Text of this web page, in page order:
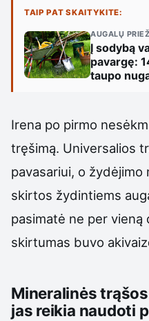
TAIP PAT SKAITYKITE:
AUGALŲ
Į sodybą
pavargę:
taupo
Irena po pirmo
tręšimą. Universalios
pavasariui, o
skirtos žydintiems
pasimatė ne per
skirtumas buvo
Mineralinės
jas reikia naudoti